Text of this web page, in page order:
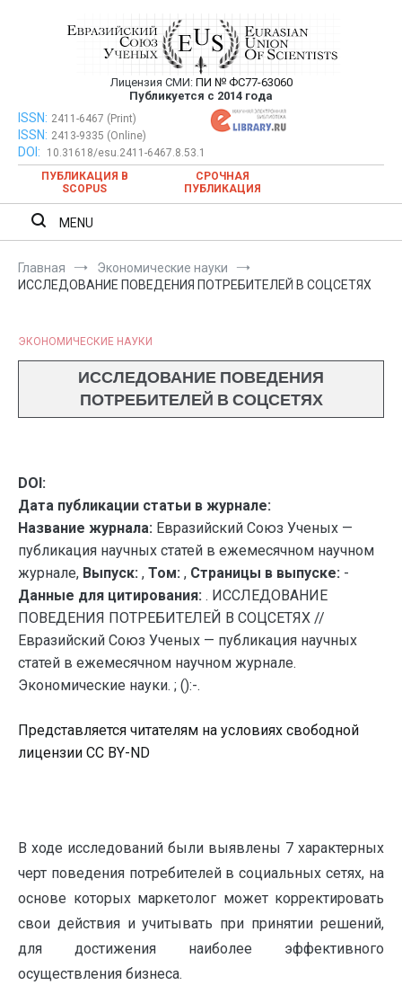
Евразийский Союз Ученых —
публикация научных статей в
ежемесячном научном журнале
Лицензия СМИ: ПИ № ФС77-63060
Публикуется с 2014 года
Евразийский Союз Ученых — публикация научных статей в
ежемесячном научном журнале
ISSN: 2411-6467 (Print)
ISSN: 2413-9335 (Online)
DOI:
10.31618/esu.2411-6467.8.53.1
ПУБЛИКАЦИЯ В
SCOPUS
СРОЧНАЯ
ПУБЛИКАЦИЯ
MENU
Главная
Экономические науки
ИССЛЕДОВАНИЕ ПОВЕДЕНИЯ ПОТРЕБИТЕЛЕЙ В СОЦСЕТЯХ
ЭКОНОМИЧЕСКИЕ НАУКИ
ИССЛЕДОВАНИЕ ПОВЕДЕНИЯ
ПОТРЕБИТЕЛЕЙ В СОЦСЕТЯХ
DOI:
Дата публикации статьи в журнале:
Название журнала: Евразийский Союз Ученых —
публикация научных статей в ежемесячном научном
журнале, Выпуск: , Том: , Страницы в выпуске: -
Данные для цитирования: . ИССЛЕДОВАНИЕ
ПОВЕДЕНИЯ ПОТРЕБИТЕЛЕЙ В СОЦСЕТЯХ //
Евразийский Союз Ученых — публикация научных
статей в ежемесячном научном журнале.
Экономические науки. ; ():-.
Представляется читателям на условиях свободной
лицензии CC BY-ND
В ходе исследований были выявлены 7 характерных
черт поведения потребителей в социальных сетях, на
основе которых маркетолог может корректировать
свои действия и учитывать при принятии решений,
для достижения наиболее эффективного
осуществления бизнеса.